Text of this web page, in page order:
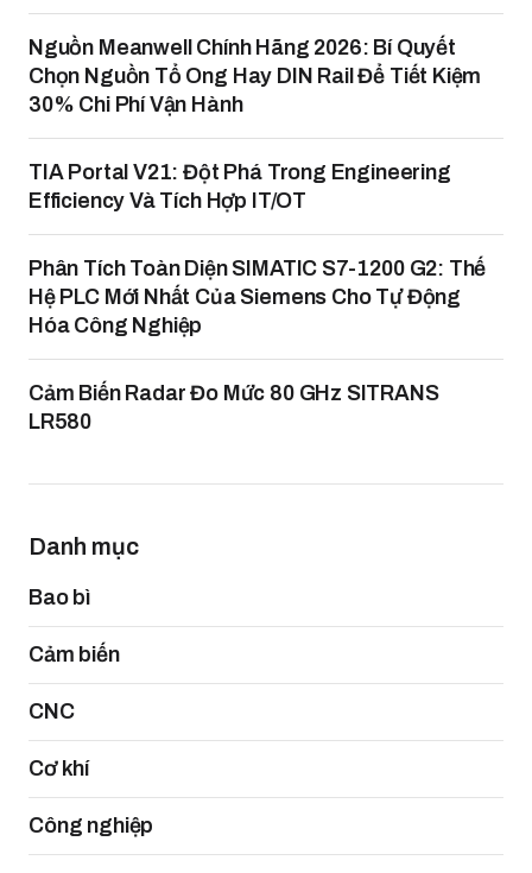
Nguồn Meanwell Chính Hãng 2026: Bí Quyết
Chọn Nguồn Tổ Ong Hay DIN Rail Để Tiết Kiệm
30% Chi Phí Vận Hành
TIA Portal V21: Đột Phá Trong Engineering
Efficiency Và Tích Hợp IT/OT
Phân Tích Toàn Diện SIMATIC S7-1200 G2: Thế
Hệ PLC Mới Nhất Của Siemens Cho Tự Động
Hóa Công Nghiệp
Cảm Biến Radar Đo Mức 80 GHz SITRANS
LR580
Danh mục
Bao bì
Cảm biến
CNC
Cơ khí
Công nghiệp